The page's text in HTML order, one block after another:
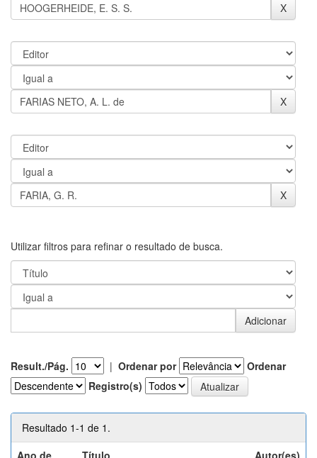
Utilizar filtros para refinar o resultado de busca.
Result./Pág. | Ordenar por
Ordenar
Registro(s)
Resultado 1-1 de 1.
Ano de
Título Autor(es)